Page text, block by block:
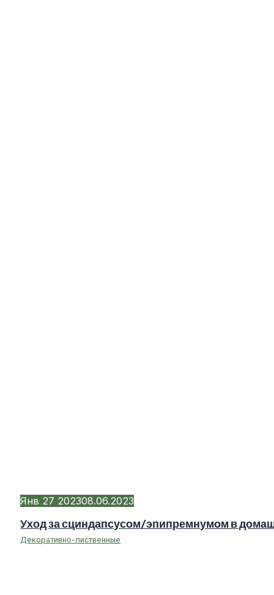
Янв 27 202308.06.2023
Уход за сциндапсусом/эпипремнумом в
Декоративно-лиственные